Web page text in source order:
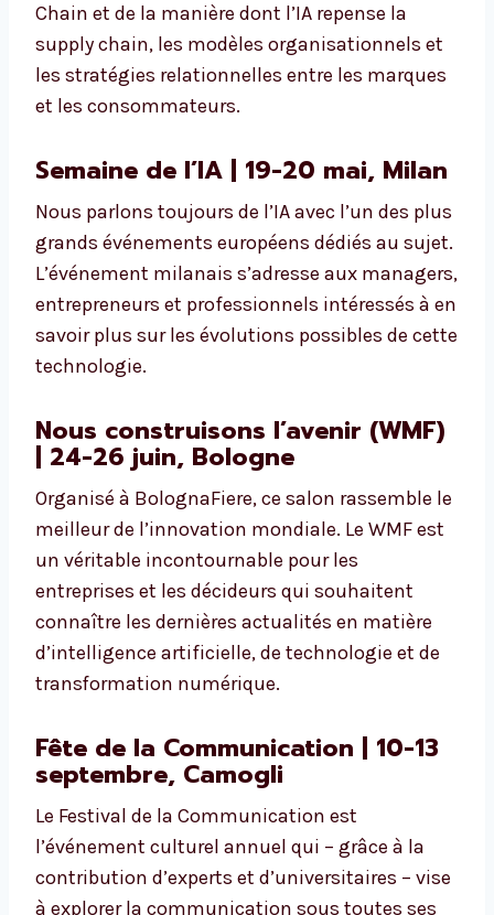
Chain et de la manière dont l’IA repense la
supply chain, les modèles organisationnels et
les stratégies relationnelles entre les marques
et les consommateurs.
Semaine de l’IA | 19-20 mai, Milan
Nous parlons toujours de l’IA avec l’un des plus
grands événements européens dédiés au sujet.
L’événement milanais s’adresse aux managers,
entrepreneurs et professionnels intéressés à en
savoir plus sur les évolutions possibles de cette
technologie.
Nous construisons l’avenir (WMF)
| 24-26 juin, Bologne
Organisé à BolognaFiere, ce salon rassemble le
meilleur de l’innovation mondiale. Le WMF est
un véritable incontournable pour les
entreprises et les décideurs qui souhaitent
connaître les dernières actualités en matière
d’intelligence artificielle, de technologie et de
transformation numérique.
Fête de la Communication | 10-13
septembre, Camogli
Le Festival de la Communication est
l’événement culturel annuel qui – grâce à la
contribution d’experts et d’universitaires – vise
à explorer la communication sous toutes ses